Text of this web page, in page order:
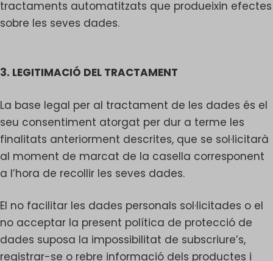
tractaments automatitzats que produeixin efectes
sobre les seves dades.
3. LEGITIMACIÓ DEL TRACTAMENT
La base legal per al tractament de les dades és el
seu consentiment atorgat per dur a terme les
finalitats anteriorment descrites, que se sol·licitarà
al moment de marcat de la casella corresponent
a l’hora de recollir les seves dades.
El no facilitar les dades personals sol·licitades o el
no acceptar la present política de protecció de
dades suposa la impossibilitat de subscriure’s,
registrar-se o rebre informació dels productes i